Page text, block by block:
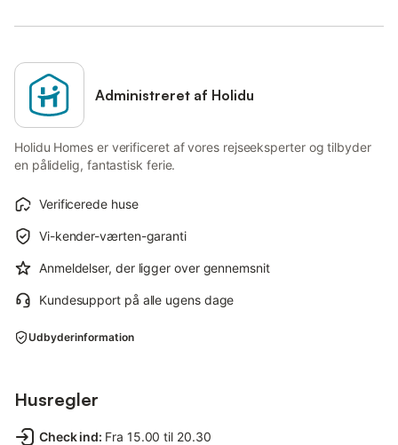
Administreret af Holidu
Holidu Homes er verificeret af vores rejseeksperter og tilbyder
en pålidelig, fantastisk ferie.
Verificerede huse
Vi-kender-værten-garanti
Anmeldelser, der ligger over gennemsnit
Kundesupport på alle ugens dage
Udbyderinformation
Husregler
Check ind: Fra 15.00 til 20.30